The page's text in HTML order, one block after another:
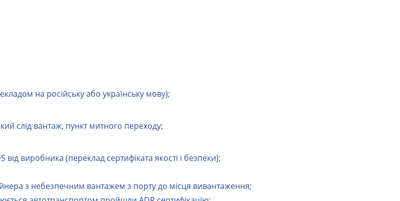
на російську або українську мову);
слід вантаж, пункт митного переходу;
від виробника (переклад сертифіката якості і безпеки);
з небезпечним вантажем з порту до місця вивантаження;